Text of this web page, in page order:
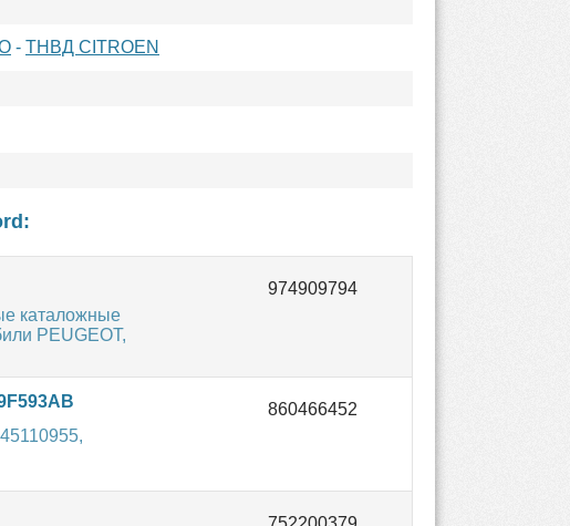
- ТНВД CITROEN
:
каталожные
PEUGEOT,